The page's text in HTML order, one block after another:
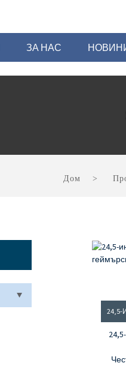
ЗА НАС
Дом